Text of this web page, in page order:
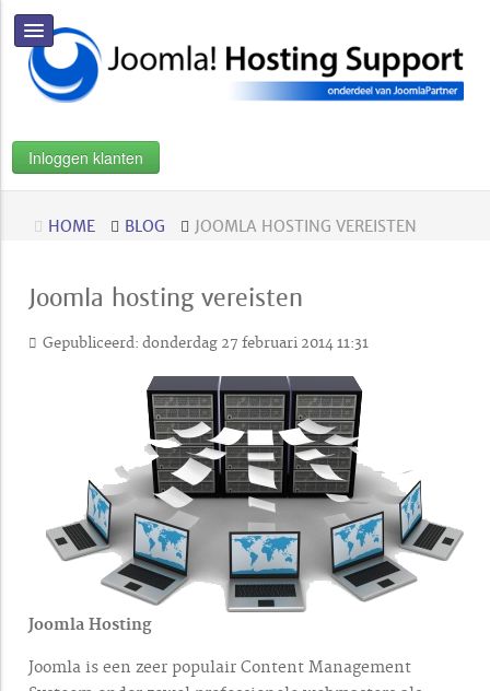
Inloggen klanten
HOME BLOG JOOMLA HOSTING VEREISTEN
Joomla hosting vereisten
Gepubliceerd: donderdag 27 februari 2014 11:31
Joomla Hosting
Joomla is een zeer populair Content Management